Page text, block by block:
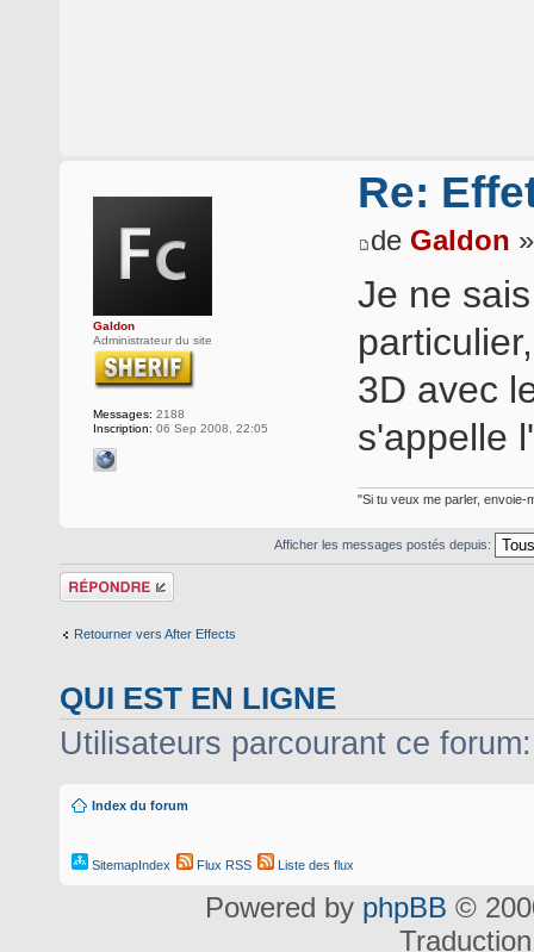
Galdon
Administrateur du site
Messages: 2188
Inscription: 06 Sep 2008, 22:05
Re:
de Galdon
Je ne
3D avec
s'appelle
"Si tu veux me parler, envoie-
Afficher les messages postés depuis:
Répondre
Retourner vers After Effects
QUI EST EN LIGNE
Utilisateurs parcourant ce
Index du forum
SitemapIndex Flux RSS Liste des flux
Powered by phpBB ©